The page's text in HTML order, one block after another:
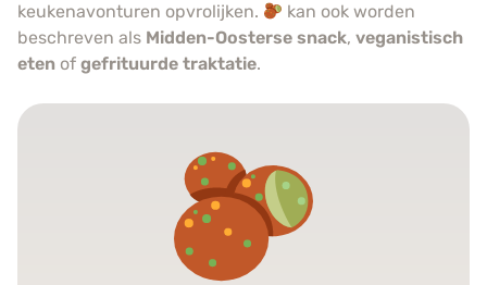
keukenavonturen opvrolijken.
kan ook worden
beschreven als Midden-Oosterse snack, veganistisch
eten of gefrituurde traktatie.